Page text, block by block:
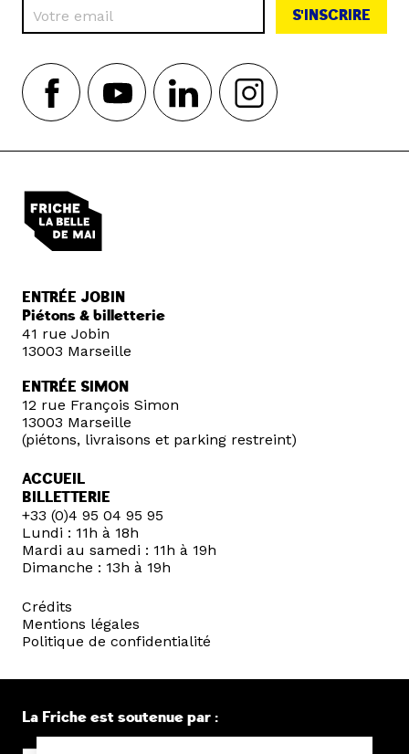
S'INSCRIRE
ENTRÉE JOBIN
Piétons & billetterie
41 rue Jobin
13003 Marseille
ENTRÉE SIMON
12 rue François Simon
13003 Marseille
(piétons, livraisons et parking restreint)
ACCUEIL
BILLETTERIE
+33 (0)4 95 04 95 95
Lundi : 11h à 18h
Mardi au samedi : 11h à 19h
Dimanche : 13h à 19h
Crédits
Mentions légales
Politique de confidentialité
La Friche est soutenue par :